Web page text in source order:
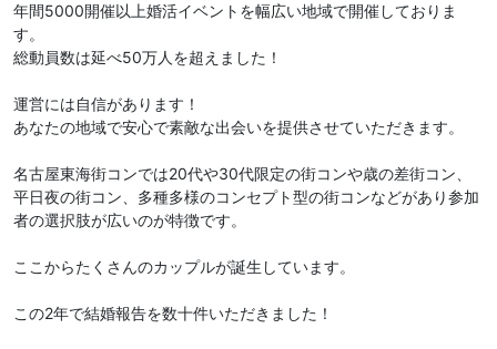
年間5000開催以上婚活イベントを幅広い地域で開催しておりま
す。
総動員数は延べ50万人を超えました！
運営には自信があります！
あなたの地域で安心で素敵な出会いを提供させていただきます。
名古屋東海街コンでは20代や30代限定の街コンや歳の差街コン、
平日夜の街コン、多種多様のコンセプト型の街コンなどがあり参加
者の選択肢が広いのが特徴です。
ここからたくさんのカップルが誕生しています。
この2年で結婚報告を数十件いただきました！